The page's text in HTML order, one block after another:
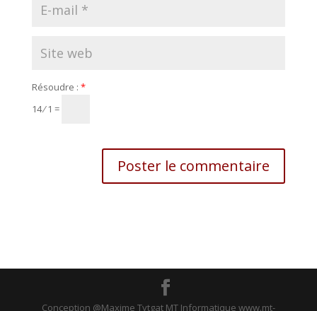
Résoudre : *
14 ⁄ 1 =
Conception @Maxime Tytgat MT Informatique www.mt-